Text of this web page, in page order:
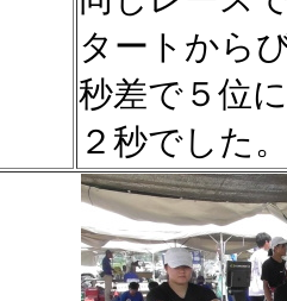
タートから
秒差で５位
２秒でし